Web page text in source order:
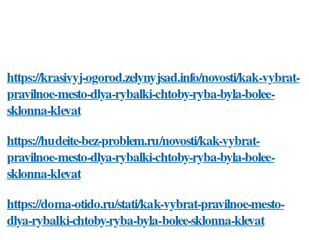
https://krasivyj-ogorod.zelynyjsad.info/novosti/kak-vybrat-
pravilnoe-mesto-dlya-rybalki-chtoby-ryba-byla-bolee-
sklonna-klevat
https://hudeite-bez-problem.ru/novosti/kak-vybrat-
pravilnoe-mesto-dlya-rybalki-chtoby-ryba-byla-bolee-
sklonna-klevat
https://doma-otido.ru/stati/kak-vybrat-pravilnoe-mesto-
dlya-rybalki-chtoby-ryba-byla-bolee-sklonna-klevat